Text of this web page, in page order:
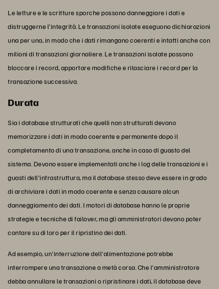
Le letture e le scritture sporche possono danneggiare i dati e
distruggerne l'integrità. Le transazioni isolate eseguono dichiarazioni
una per una, in modo che i dati rimangano coerenti e intatti anche con
milioni di transazioni giornaliere. Le transazioni isolate possono
bloccare i record, apportare modifiche e rilasciare i record per la
transazione successiva.
Durata
Sia i database strutturati che quelli non strutturati devono
memorizzare i dati in modo coerente e permanente dopo il
completamento di una transazione, anche in caso di guasto del
sistema. Devono essere implementati anche i log delle transazioni e i
guasti dell'infrastruttura, ma il database stesso deve essere in grado
di archiviare i dati in modo coerente e senza causare alcun
danneggiamento dei dati. I motori di database hanno le proprie
strategie e tecniche di failover, ma gli amministratori devono poter
contare su di loro per il ripristino dei dati.
Ad esempio, un'interruzione dell'alimentazione potrebbe
interrompere una transazione a metà corsa. Che l'amministratore
debba annullare le transazioni o ripristinare i dati, il database deve